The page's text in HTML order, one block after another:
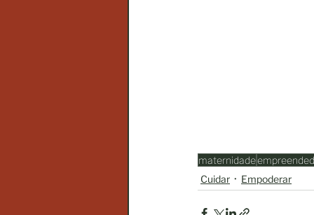
maternidade
Cuidar
Empoderar